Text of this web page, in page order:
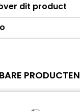
dit product
PRODUCTEN